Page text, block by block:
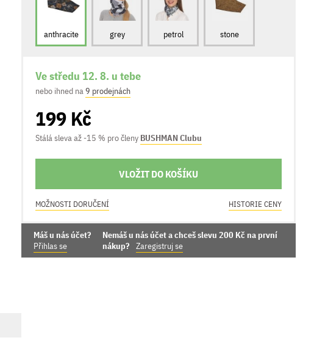
anthracite grey petrol stone
Ve středu 12. 8. u tebe
nebo ihned na9 prodejnách
199 Kč
Stálá sleva až -15 % pro členy BUSHMAN Clubu
VLOŽIT DO KOŠÍKU
MOŽNOSTI DORUČENÍ HISTORIE CENY
Máš u nás účet?
Přihlas se
Nemáš u nás účet a chceš slevu 200 Kč na první
nákup?
Zaregistruj se